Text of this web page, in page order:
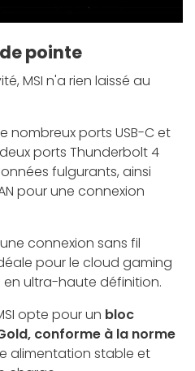
pointe
MSI n'a rien laissé au
nombreux ports USB-C et
ports Thunderbolt 4
fulgurants, ainsi
pour une connexion
connexion sans fil
pour le cloud gaming
ultra-haute définition.
opte pour un bloc
conforme à la norme
alimentation stable et